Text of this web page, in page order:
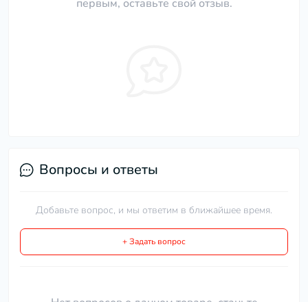
первым, оставьте свой отзыв.
Вопросы и ответы
Добавьте вопрос, и мы ответим в ближайшее время.
+ Задать вопрос